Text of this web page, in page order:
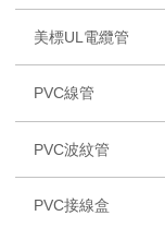
美標UL電纜管
PVC線管
PVC波紋管
PVC接線盒